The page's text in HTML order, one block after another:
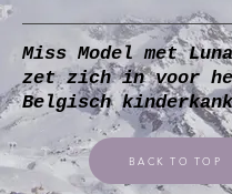
Miss Model met
zet zich in voor
Belgisch
BACK TO TOP